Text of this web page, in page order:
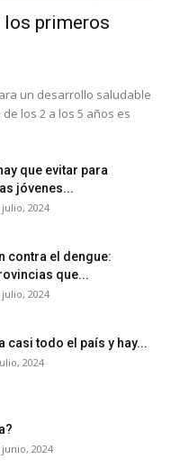
los primeros
un desarrollo saludable
los 2 a los 5 años es
que evitar para
jóvenes...
julio, 2024
contra el dengue:
que...
julio, 2024
casi todo el país y hay...
2024
junio, 2024